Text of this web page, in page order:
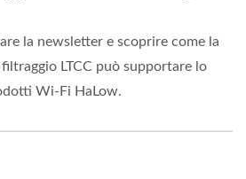
la newsletter e scoprire come la
LTCC può supportare lo
Wi-Fi HaLow.